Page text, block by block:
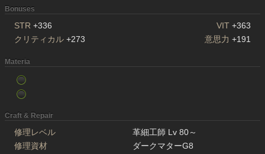
Bonuses
STR +336 VIT +363
クリティカル +273 意思力 +191
Materia
Craft & Repair
修理レベル
革細工師 Lv 80～
修理資材
ダークマターG8